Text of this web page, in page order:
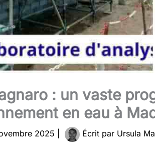
: un vaste
en eau à
2025 Écrit par Ursula